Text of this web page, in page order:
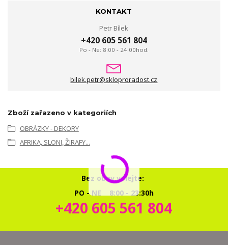
KONTAKT
Petr Bílek
+420 605 561 804
Po - Ne: 8:00 - 24:00hod.
bilek.petr@skloproradost.cz
Zboží zařazeno v kategoriích
OBRÁZKY - DEKORY
AFRIKA, SLONI, ŽIRAFY...
Bez obav volejte:
PO - NE 8:00 - 23:30h
+420 605 561 804